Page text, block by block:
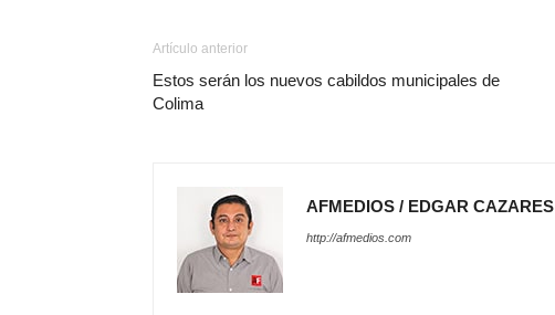
Artículo anterior
Estos serán los nuevos cabildos municipales de
Colima
AFMEDIOS / EDGAR CAZARES
http://afmedios.com